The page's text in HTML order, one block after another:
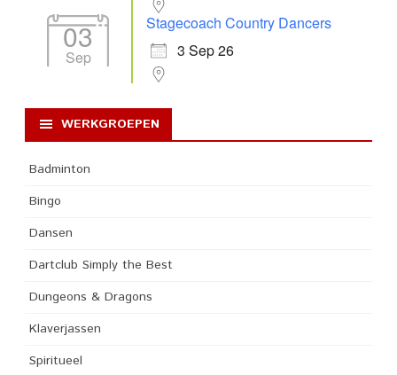
03
Sep
Stagecoach Country Dancers
3 Sep 26
WERKGROEPEN
Badminton
Bingo
Dansen
Dartclub Simply the Best
Dungeons & Dragons
Klaverjassen
Spiritueel